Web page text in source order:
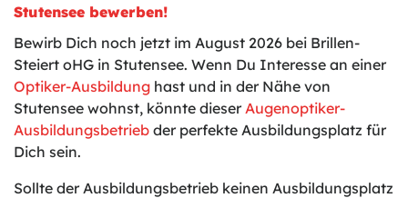
Stutensee bewerben!
Bewirb Dich noch jetzt im August 2026 bei Brillen-
Steiert oHG in Stutensee. Wenn Du Interesse an einer
Optiker-Ausbildung hast und in der Nähe von
Stutensee wohnst, könnte dieser Augenoptiker-
Ausbildungsbetrieb der perfekte Ausbildungsplatz für
Dich sein.
Sollte der Ausbildungsbetrieb keinen Ausbildungsplatz